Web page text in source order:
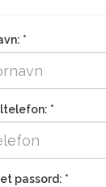
*
*
passord: *